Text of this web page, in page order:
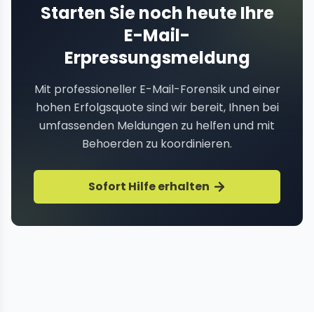
Starten Sie noch heute Ihre
E-Mail-
Erpressungsmeldung
Mit professioneller E-Mail-Forensik und einer
hohen Erfolgsquote sind wir bereit, Ihnen bei
umfassenden Meldungen zu helfen und mit
Behoerden zu koordinieren.
Sofort Hilfe erhalten